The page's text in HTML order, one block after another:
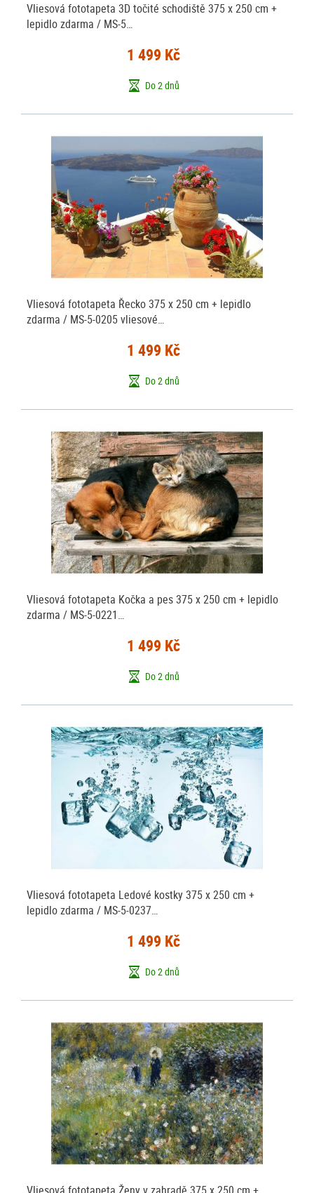
Vliesová fototapeta 3D točité schodiště 375 x 250 cm +
lepidlo zdarma / MS-5…
1 499 Kč
Do 2 dnů
Vliesová fototapeta Řecko 375 x 250 cm + lepidlo
zdarma / MS-5-0205 vliesové…
1 499 Kč
Do 2 dnů
Vliesová fototapeta Kočka a pes 375 x 250 cm + lepidlo
zdarma / MS-5-0221…
1 499 Kč
Do 2 dnů
Vliesová fototapeta Ledové kostky 375 x 250 cm +
lepidlo zdarma / MS-5-0237…
1 499 Kč
Do 2 dnů